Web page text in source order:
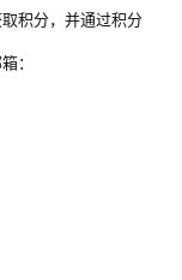
积分，并通过积分
：